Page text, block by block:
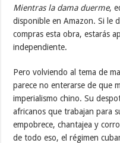
Mientras la dama duerme,
disponible en Amazon. Si le
compras esta obra, estarás
independiente.
Pero volviendo al tema de
parece no enterarse de que
imperialismo chino. Su
africanos que trabajan para
empobrece, chantajea y
de todo eso, el régimen